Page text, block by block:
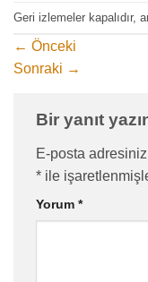
Geri izlemeler kapalıdır,
← Önceki
Sonraki →
Bir yanıt
E-posta
* ile
Yorum *